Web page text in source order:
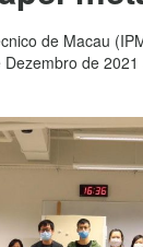
de Macau
Dezembro de 2021